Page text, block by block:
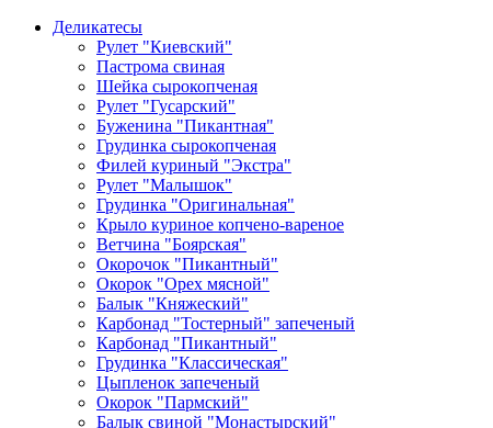
Деликатесы
Рулет "Киевский"
Пастрома свиная
Шейка сырокопченая
Рулет "Гусарский"
Буженина "Пикантная"
Грудинка сырокопченая
Филей куриный "Экстра"
Рулет "Малышок"
Грудинка "Оригинальная"
Крыло куриное копчено-вареное
Ветчина "Боярская"
Окорочок "Пикантный"
Окорок "Орех мясной"
Балык "Княжеский"
Карбонад "Тостерный" запеченый
Карбонад "Пикантный"
Грудинка "Классическая"
Цыпленок запеченый
Окорок "Пармский"
Балык свиной "Монастырский"